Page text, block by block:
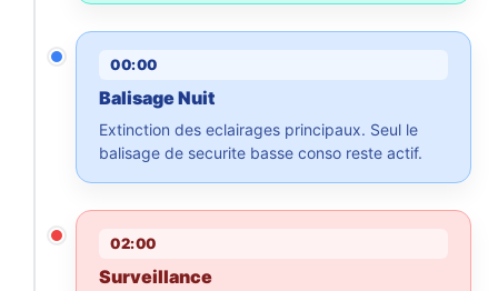
00:00
Balisage Nuit
Extinction des eclairages principaux. Seul le
balisage de securite basse conso reste actif.
02:00
Surveillance